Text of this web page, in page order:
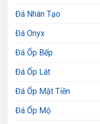
Đá Nhân Tạo
Đá Onyx
Đá Ốp Bếp
Đá Ốp Lát
Đá Ốp Mặt Tiền
Đá Ốp Mộ